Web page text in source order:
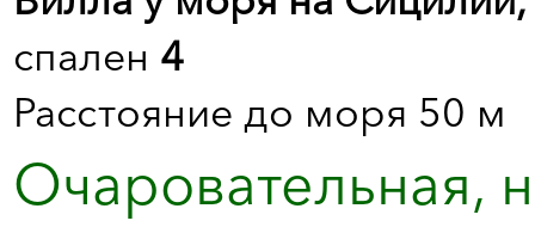
спален 4
Расстояние до моря 50 м
Очаровательная,